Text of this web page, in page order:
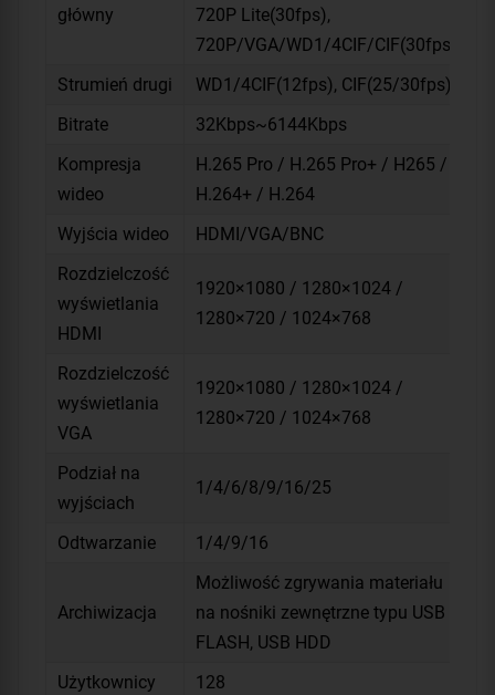
główny
720P Lite(30fps),
720P/VGA/WD1/4CIF/CIF(30fps)
Strumień drugi
WD1/4CIF(12fps), CIF(25/30fps)
Bitrate
32Kbps~6144Kbps
Kompresja
wideo
H.265 Pro / H.265 Pro+ / H265 /
H.264+ / H.264
Wyjścia wideo
HDMI/VGA/BNC
Rozdzielczość
wyświetlania
HDMI
1920×1080 / 1280×1024 /
1280×720 / 1024×768
Rozdzielczość
wyświetlania
VGA
1920×1080 / 1280×1024 /
1280×720 / 1024×768
Podział na
wyjściach
1/4/6/8/9/16/25
Odtwarzanie 1/4/9/16
Archiwizacja
Możliwość zgrywania materiału
na nośniki zewnętrzne typu USB
FLASH, USB HDD
Użytkownicy
128